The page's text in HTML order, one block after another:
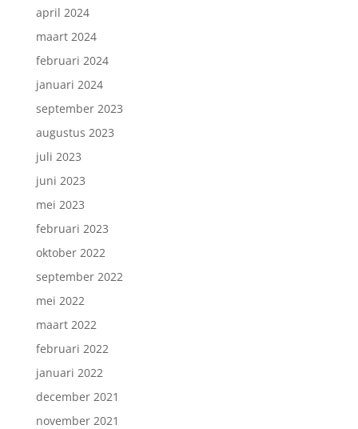
april 2024
maart 2024
februari 2024
januari 2024
september 2023
augustus 2023
juli 2023
juni 2023
mei 2023
februari 2023
oktober 2022
september 2022
mei 2022
maart 2022
februari 2022
januari 2022
december 2021
november 2021